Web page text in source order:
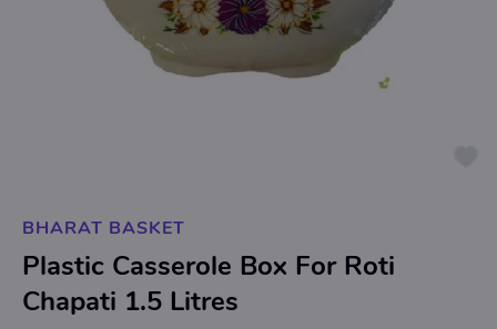
BHARAT BASKET
Plastic Casserole Box For Roti
Chapati 1.5 Litres